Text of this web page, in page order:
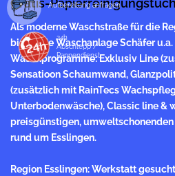
Gratis-
Als moderne Waschstraße für die
bietet die Waschanlage Schäfer
Waschprogramme: Exklusiv Line
Sensatioon Schaumwand,
(zusätzlich mit RainTecs
Unterbodenwäsche), Classic line &
preisgünstigen,
rund um Esslingen.
Region Esslingen: Werkstatt
Aufbereitung anfragen
24h
Abschlepp /
Pannendienst